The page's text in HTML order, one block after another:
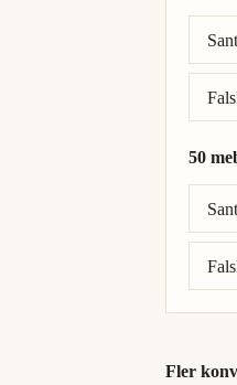
Sant
50
Sant
Fler